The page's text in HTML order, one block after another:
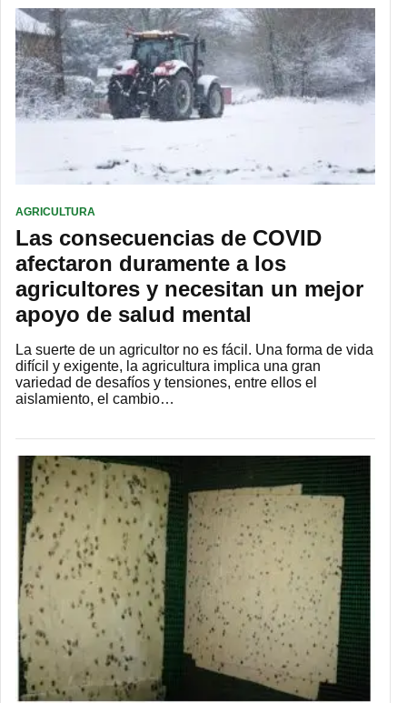
AGRICULTURA
Las consecuencias de COVID
afectaron duramente a los
agricultores y necesitan un mejor
apoyo de salud mental
La suerte de un agricultor no es fácil. Una forma de vida
difícil y exigente, la agricultura implica una gran
variedad de desafíos y tensiones, entre ellos el
aislamiento, el cambio…